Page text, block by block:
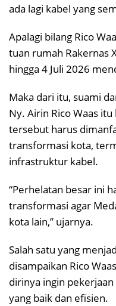
ada lagi kabel yang
Apalagi bilang Rico
tuan rumah Rakernas
hingga 4 Juli 2026
Maka dari itu, suami
Ny. Airin Rico Waas
tersebut harus
transformasi kota,
infrastruktur kabel.
“Perhelatan besar ini
transformasi agar
kota lain,” ujarnya.
Salah satu yang
disampaikan Rico
dirinya ingin
yang baik dan efisien.